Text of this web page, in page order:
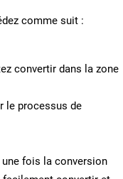
comme suit :
convertir dans la zone
le processus de
une fois la conversion